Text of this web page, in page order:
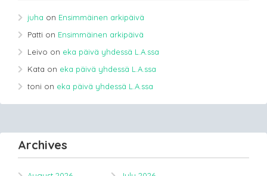
juha on Ensimmäinen arkipäivä
Patti on Ensimmäinen arkipäivä
Leivo on eka päivä yhdessä L.A.ssa
Kata on eka päivä yhdessä L.A.ssa
toni on eka päivä yhdessä L.A.ssa
Archives